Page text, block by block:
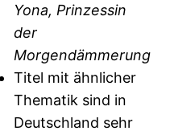
Yona, Prinzessin
der
Morgendämmerung
Titel mit ähnlicher
Thematik sind in
Deutschland sehr